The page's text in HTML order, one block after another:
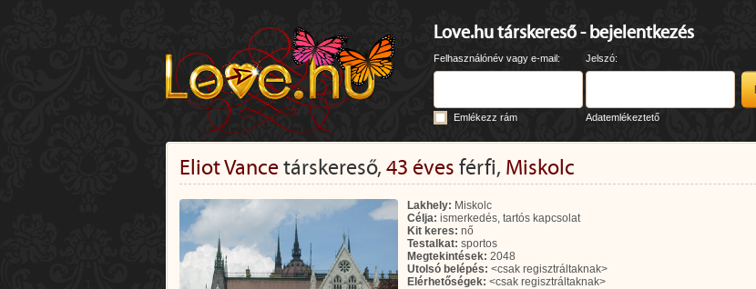
Love.hu társkereső - bejelentkezés
Felhasználónév vagy e-mail: Jelszó:
Emlékezz rám Adatemlékeztető
Eliot Vancetárskereső, 43 éves férfi, Miskolc
Lakhely: Miskolc
Célja: ismerkedés, tartós kapcsolat
Kit keres: nő
Testalkat: sportos
Megtekintések: 2048
Utolsó belépés: <csak regisztráltaknak>
Elérhetőségek: <csak regisztráltaknak>